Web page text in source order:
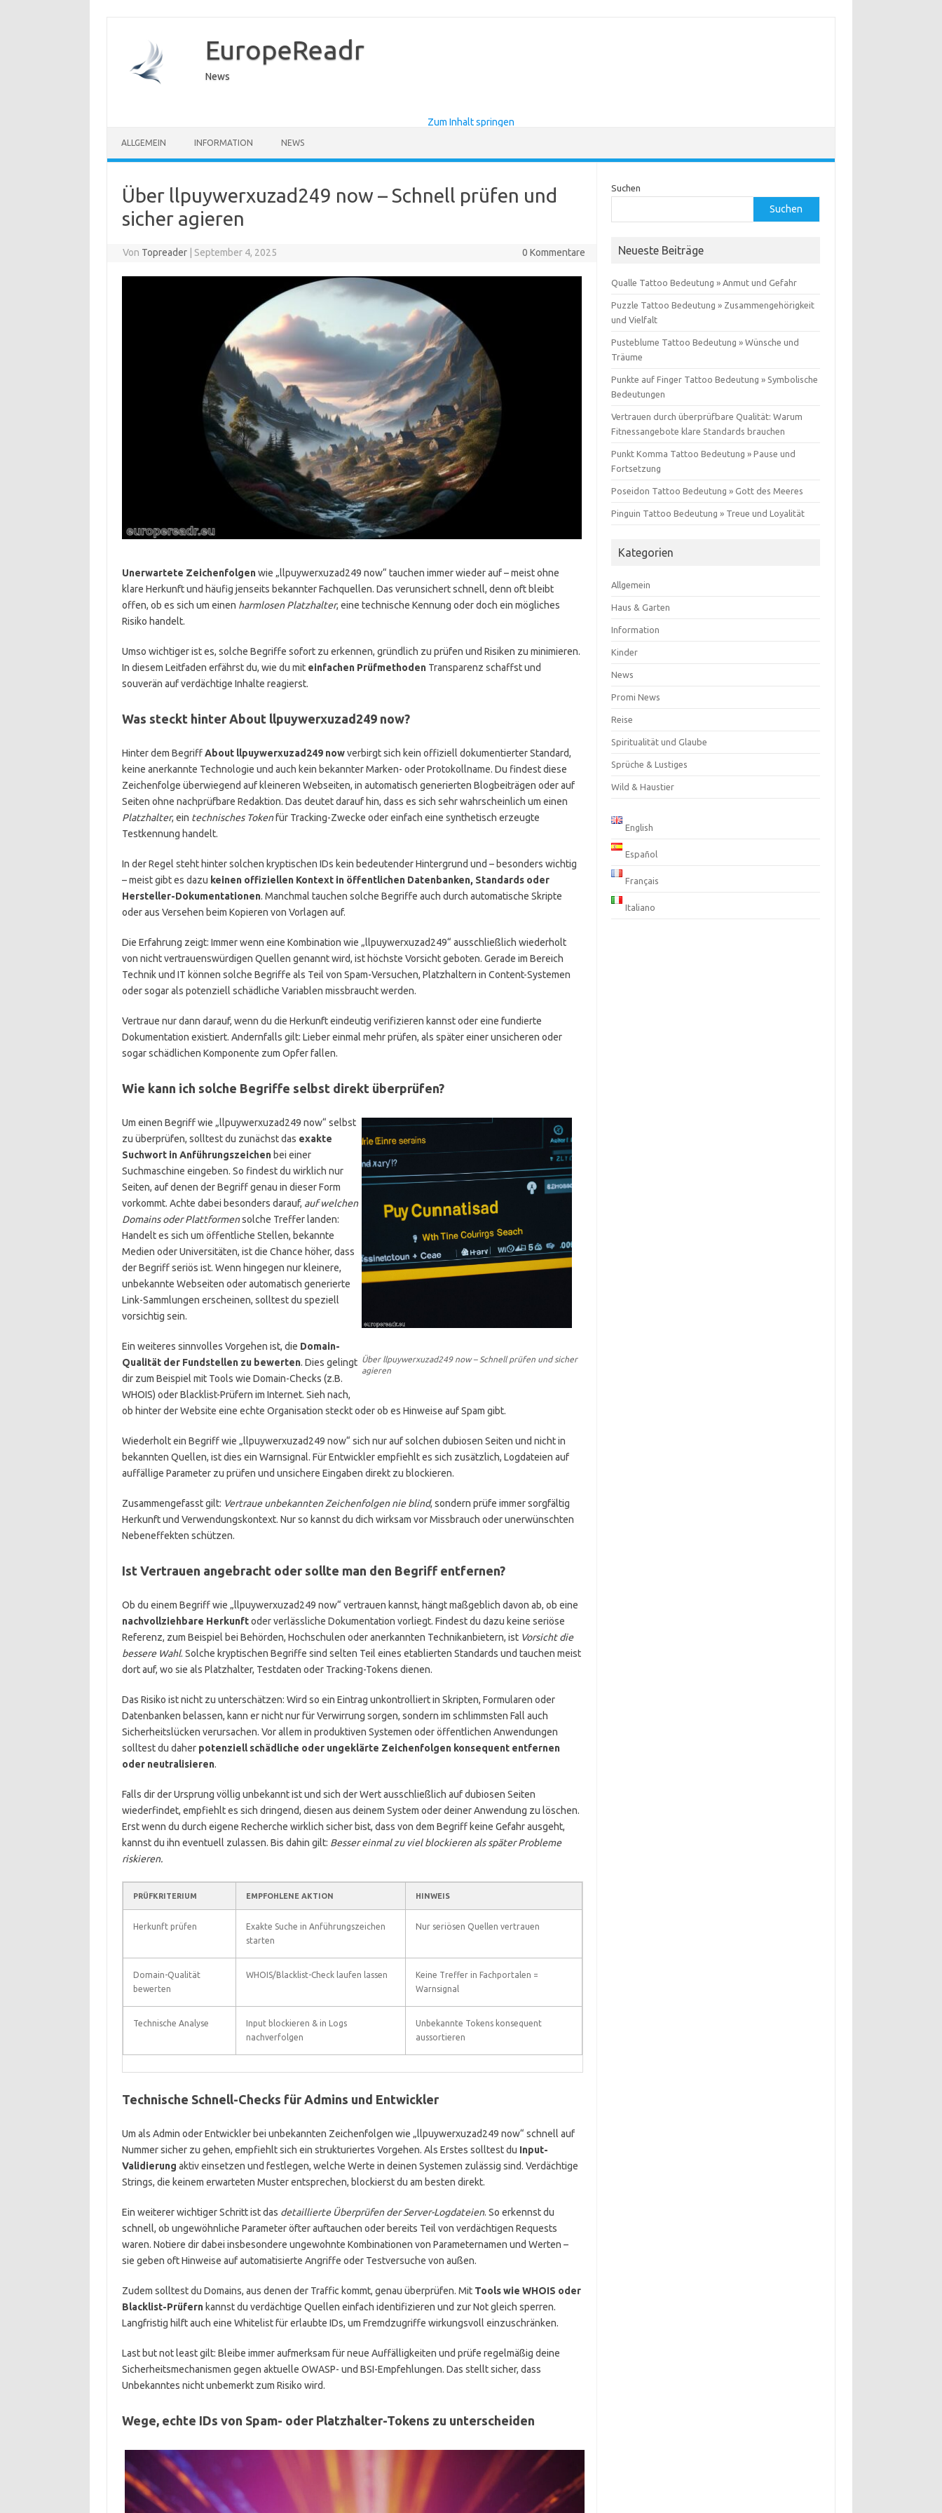
EuropeReadr
News
Zum Inhalt springen
ALLGEMEIN INFORMATION NEWS
Über llpuywerxuzad249 now – Schnell prüfen und
sicher agieren
Von Topreader September 4, 2025 0 Kommentare
Unerwartete Zeichenfolgenwie „llpuywerxuzad249 now“ tauchen immer wieder auf – meist ohne
klare Herkunft und häufig jenseits bekannter Fachquellen. Das verunsichert schnell, denn oft bleibt
offen, ob es sich um einen harmlosen Platzhalter, eine technische Kennung oder doch ein mögliches
Risiko handelt.
Umso wichtiger ist es, solche Begriffe sofort zu erkennen, gründlich zu prüfen und Risiken zu minimieren.
In diesem Leitfaden erfährst du, wie du mit einfachen PrüfmethodenTransparenz schaffst und
souverän auf verdächtige Inhalte reagierst.
Was steckt hinter About llpuywerxuzad249 now?
Hinter dem BegriffAbout llpuywerxuzad249 nowverbirgt sich kein offiziell dokumentierter Standard,
keine anerkannte Technologie und auch kein bekannter Marken- oder Protokollname. Du findest diese
Zeichenfolge überwiegend auf kleineren Webseiten, in automatisch generierten Blogbeiträgen oder auf
Seiten ohne nachprüfbare Redaktion. Das deutet darauf hin, dass es sich sehr wahrscheinlich um einen
Platzhalter, ein technisches Tokenfür Tracking-Zwecke oder einfach eine synthetisch erzeugte
Testkennung handelt.
In der Regel steht hinter solchen kryptischen IDs kein bedeutender Hintergrund und – besonders wichtig
– meist gibt es dazu keinen offiziellen Kontext in öffentlichen Datenbanken, Standards oder
Hersteller-Dokumentationen. Manchmal tauchen solche Begriffe auch durch automatische Skripte
oder aus Versehen beim Kopieren von Vorlagen auf.
Die Erfahrung zeigt: Immer wenn eine Kombination wie „llpuywerxuzad249“ ausschließlich wiederholt
von nicht vertrauenswürdigen Quellen genannt wird, ist höchste Vorsicht geboten. Gerade im Bereich
Technik und IT können solche Begriffe als Teil von Spam-Versuchen, Platzhaltern in Content-Systemen
oder sogar als potenziell schädliche Variablen missbraucht werden.
Vertraue nur dann darauf, wenn du die Herkunft eindeutig verifizieren kannst oder eine fundierte
Dokumentation existiert. Andernfalls gilt: Lieber einmal mehr prüfen, als später einer unsicheren oder
sogar schädlichen Komponente zum Opfer fallen.
Wie kann ich solche Begriffe selbst direkt überprüfen?
Über llpuywerxuzad249 now – Schnell prüfen und sicher
agieren
Um einen Begriff wie „llpuywerxuzad249 now“ selbst
zu überprüfen, solltest du zunächst das exakte
Suchwort in Anführungszeichenbei einer
Suchmaschine eingeben. So findest du wirklich nur
Seiten, auf denen der Begriff genau in dieser Form
vorkommt. Achte dabei besonders darauf, auf welchen
Domains oder Plattformensolche Treffer landen:
Handelt es sich um öffentliche Stellen, bekannte
Medien oder Universitäten, ist die Chance höher, dass
der Begriff seriös ist. Wenn hingegen nur kleinere,
unbekannte Webseiten oder automatisch generierte
Link-Sammlungen erscheinen, solltest du speziell
vorsichtig sein.
Ein weiteres sinnvolles Vorgehen ist, die Domain-
Qualität der Fundstellen zu bewerten. Dies gelingt
dir zum Beispiel mit Tools wie Domain-Checks (z.B.
WHOIS) oder Blacklist-Prüfern im Internet. Sieh nach,
ob hinter der Website eine echte Organisation steckt oder ob es Hinweise auf Spam gibt.
Wiederholt ein Begriff wie „llpuywerxuzad249 now“ sich nur auf solchen dubiosen Seiten und nicht in
bekannten Quellen, ist dies ein Warnsignal. Für Entwickler empfiehlt es sich zusätzlich, Logdateien auf
auffällige Parameter zu prüfen und unsichere Eingaben direkt zu blockieren.
Zusammengefasst gilt: Vertraue unbekannten Zeichenfolgen nie blind, sondern prüfe immer sorgfältig
Herkunft und Verwendungskontext. Nur so kannst du dich wirksam vor Missbrauch oder unerwünschten
Nebeneffekten schützen.
Ist Vertrauen angebracht oder sollte man den Begriff entfernen?
Ob du einem Begriff wie „llpuywerxuzad249 now“ vertrauen kannst, hängt maßgeblich davon ab, ob eine
nachvollziehbare Herkunftoder verlässliche Dokumentation vorliegt. Findest du dazu keine seriöse
Referenz, zum Beispiel bei Behörden, Hochschulen oder anerkannten Technikanbietern, ist Vorsicht die
bessere Wahl. Solche kryptischen Begriffe sind selten Teil eines etablierten Standards und tauchen meist
dort auf, wo sie als Platzhalter, Testdaten oder Tracking-Tokens dienen.
Das Risiko ist nicht zu unterschätzen: Wird so ein Eintrag unkontrolliert in Skripten, Formularen oder
Datenbanken belassen, kann er nicht nur für Verwirrung sorgen, sondern im schlimmsten Fall auch
Sicherheitslücken verursachen. Vor allem in produktiven Systemen oder öffentlichen Anwendungen
solltest du daher potenziell schädliche oder ungeklärte Zeichenfolgen konsequent entfernen
oder neutralisieren.
Falls dir der Ursprung völlig unbekannt ist und sich der Wert ausschließlich auf dubiosen Seiten
wiederfindet, empfiehlt es sich dringend, diesen aus deinem System oder deiner Anwendung zu löschen.
Erst wenn du durch eigene Recherche wirklich sicher bist, dass von dem Begriff keine Gefahr ausgeht,
kannst du ihn eventuell zulassen. Bis dahin gilt: Besser einmal zu viel blockieren als später Probleme
riskieren.
PRÜFKRITERIUM EMPFOHLENE AKTION HINWEIS
Herkunft prüfen
Exakte Suche in Anführungszeichen
starten
Nur seriösen Quellen vertrauen
Domain-Qualität
bewerten
WHOIS/Blacklist-Check laufen lassen
Keine Treffer in Fachportalen =
Warnsignal
Technische Analyse
Input blockieren & in Logs
nachverfolgen
Unbekannte Tokens konsequent
aussortieren
Technische Schnell-Checks für Admins und Entwickler
Um als Admin oder Entwickler bei unbekannten Zeichenfolgen wie „llpuywerxuzad249 now“ schnell auf
Nummer sicher zu gehen, empfiehlt sich ein strukturiertes Vorgehen. Als Erstes solltest du Input-
Validierung aktiv einsetzen und festlegen, welche Werte in deinen Systemen zulässig sind. Verdächtige
Strings, die keinem erwarteten Muster entsprechen, blockierst du am besten direkt.
Ein weiterer wichtiger Schritt ist das detaillierte Überprüfen der Server-Logdateien. So erkennst du
schnell, ob ungewöhnliche Parameter öfter auftauchen oder bereits Teil von verdächtigen Requests
waren. Notiere dir dabei insbesondere ungewohnte Kombinationen von Parameternamen und Werten –
sie geben oft Hinweise auf automatisierte Angriffe oder Testversuche von außen.
Zudem solltest du Domains, aus denen der Traffic kommt, genau überprüfen. Mit Tools wie WHOIS oder
Blacklist-Prüfernkannst du verdächtige Quellen einfach identifizieren und zur Not gleich sperren.
Langfristig hilft auch eine Whitelist für erlaubte IDs, um Fremdzugriffe wirkungsvoll einzuschränken.
Last but not least gilt: Bleibe immer aufmerksam für neue Auffälligkeiten und prüfe regelmäßig deine
Sicherheitsmechanismen gegen aktuelle OWASP- und BSI-Empfehlungen. Das stellt sicher, dass
Unbekanntes nicht unbemerkt zum Risiko wird.
Wege, echte IDs von Spam- oder Platzhalter-Tokens zu unterscheiden
Suchen
Suchen
Neueste Beiträge
Qualle Tattoo Bedeutung » Anmut und Gefahr
Puzzle Tattoo Bedeutung » Zusammengehörigkeit
und Vielfalt
Pusteblume Tattoo Bedeutung » Wünsche und
Träume
Punkte auf Finger Tattoo Bedeutung » Symbolische
Bedeutungen
Vertrauen durch überprüfbare Qualität: Warum
Fitnessangebote klare Standards brauchen
Punkt Komma Tattoo Bedeutung » Pause und
Fortsetzung
Poseidon Tattoo Bedeutung » Gott des Meeres
Pinguin Tattoo Bedeutung » Treue und Loyalität
Kategorien
Allgemein
Haus & Garten
Information
Kinder
News
Promi News
Reise
Spiritualität und Glaube
Sprüche & Lustiges
Wild & Haustier
English
Español
Français
Italiano